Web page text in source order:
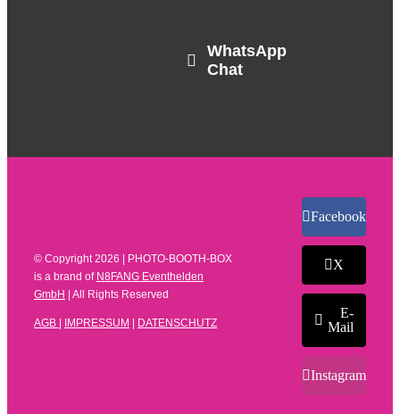
WhatsApp
Chat
© Copyright2026 | PHOTO-BOOTH-BOX
is a brand of N8FANG Eventhelden
GmbH
| All Rights Reserved
AGB IMPRESSUM DATENSCHUTZ
Facebook
X
E-
Mail
Instagram